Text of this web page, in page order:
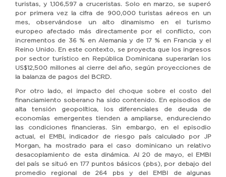
turistas, y 1,106,597 a cruceristas. Solo en marzo, se superó
por primera vez la cifra de 900,000 turistas aéreos en un
mes, observándose un alto dinamismo en el turismo
europeo afectado más directamente por el conflicto, con
incrementos de 36 % en Alemania y de 17 % en Francia y el
Reino Unido. En este contexto, se proyecta que los ingresos
por sector turístico en República Dominicana superarían los
US$12,500 millones al cierre del año, según proyecciones de
la balanza de pagos del BCRD.
Por otro lado, el impacto del choque sobre el costo del
financiamiento soberano ha sido contenido. En episodios de
alta tensión geopolítica, los diferenciales de deuda de
economías emergentes tienden a ampliarse, endureciendo
las condiciones financieras. Sin embargo, en el episodio
actual, el EMBI, indicador de riesgo país calculado por JP
Morgan, ha mostrado para el caso dominicano un relativo
desacoplamiento de esta dinámica. Al 20 de mayo, el EMBI
del país se situó en 177 puntos básicos (pbs), por debajo del
promedio regional de 264 pbs y del EMBI de algunas